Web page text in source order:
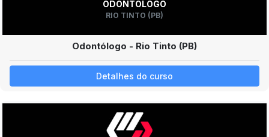
ODONTÓLOGO
RIO TINTO (PB)
Odontólogo - Rio Tinto (PB)
Detalhes do curso